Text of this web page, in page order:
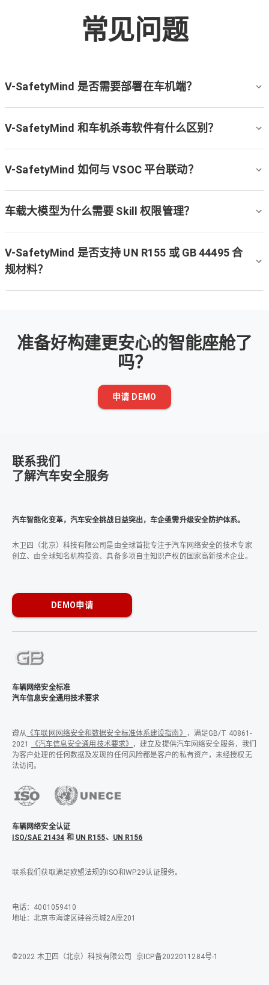
常见问题
V-SafetyMind 是否需要部署在车机端？
V-SafetyMind 和车机杀毒软件有什么区别？
V-SafetyMind 如何与 VSOC 平台联动？
车载大模型为什么需要 Skill 权限管理？
V-SafetyMind 是否支持 UN R155 或 GB 44495 合
规材料？
准备好构建更安心的智能座舱了
吗？
申请 DEMO
联系我们
了解汽车安全服务
汽车智能化变革，汽车安全挑战日益突出，车企亟需升级安全防护体系。
木卫四（北京）科技有限公司是由全球首批专注于汽车网络安全的技术专家
创立、由全球知名机构投资、具备多项自主知识产权的国家高新技术企业。
DEMO申请
车辆网络安全标准
汽车信息安全通用技术要求
遵从 《车联网网络安全和数据安全标准体系建设指南》 ，满足GB/T 40861-
2021
《汽车信息安全通用技术要求》 ，建立及提供汽车网络安全服务，我们
为客户处理的任何数据及发现的任何风险都是客户的私有资产，未经授权无
法访问。
©2022 木卫四（北京）科技有限公司 京ICP备2022011284号-1
车辆网络安全认证
ISO/SAE 21434 和 UN R155、 UN R156
联系我们获取满足欧盟法规的ISO和WP.29认证服务。
电话：4001059410
地址：北京市海淀区硅谷亮城2A座201